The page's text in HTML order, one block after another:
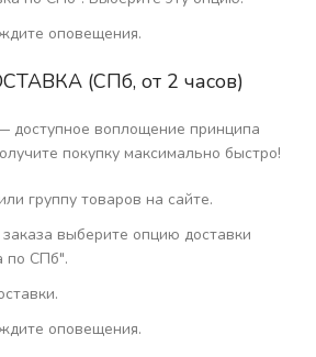
оповещения.
(СПб, от 2 часов)
доступное воплощение принципа
покупку максимально быстро!
группу товаров на сайте.
выберите опцию доставки
по СПб".
оповещения.